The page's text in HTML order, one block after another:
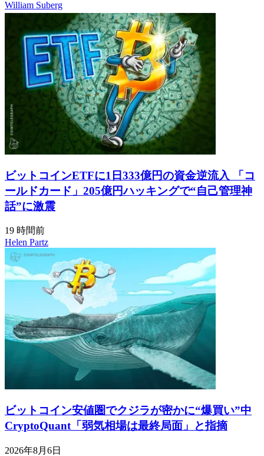
William Suberg
ビットコインETFに1日333億円の資金逆流入 「コ
ールドカード」205億円ハッキングで“自己管理神
話”に激震
19 時間前
Helen Partz
ビットコイン安値圏でクジラが密かに“爆買い”中
CryptoQuant「弱気相場は最終局面」と指摘
2026年8月6日